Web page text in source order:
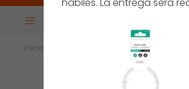
Todas las Categorías
Inicio Televisores y Reproducción